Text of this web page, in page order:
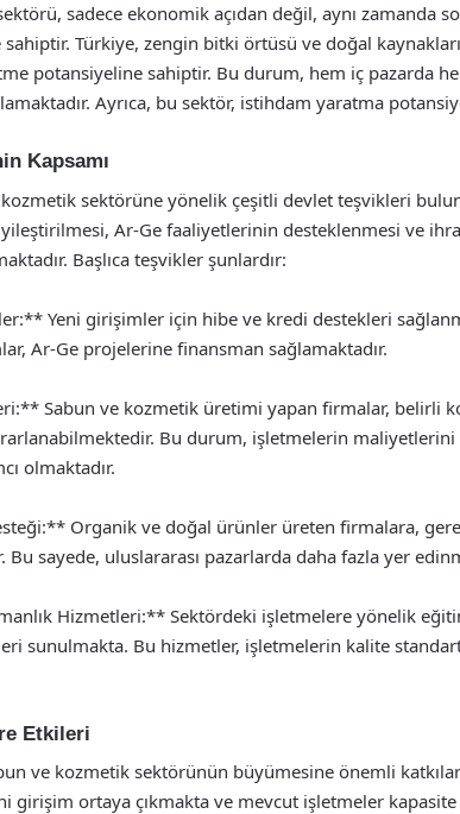
sadece ekonomik açıdan değil, aynı zamanda
Türkiye, zengin bitki örtüsü ve doğal
potansiyeline sahiptir. Bu durum, hem iç pazarda
Ayrıca, bu sektör, istihdam yaratma
Kapsamı
kozmetik sektörüne yönelik çeşitli devlet teşvikleri
Ar-Ge faaliyetlerinin desteklenmesi ve
Başlıca teşvikler şunlardır:
Yeni girişimler için hibe ve kredi destekleri
Ar-Ge projelerine finansman sağlamaktadır.
Sabun ve kozmetik üretimi yapan firmalar, belirli
Bu durum, işletmelerin
olmaktadır.
Organik ve doğal ürünler üreten firmalara,
sayede, uluslararası pazarlarda daha fazla yer
Hizmetleri:** Sektördeki işletmelere yönelik
sunulmakta. Bu hizmetler, işletmelerin kalite
Etkileri
ve kozmetik sektörünün büyümesine önemli
girişim ortaya çıkmakta ve mevcut işletmeler